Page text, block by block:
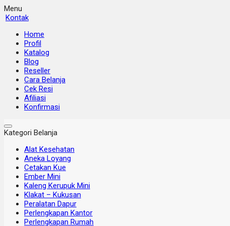
Menu
Kontak
Home
Profil
Katalog
Blog
Reseller
Cara Belanja
Cek Resi
Afiliasi
Konfirmasi
Kategori Belanja
Alat Kesehatan
Aneka Loyang
Cetakan Kue
Ember Mini
Kaleng Kerupuk Mini
Klakat – Kukusan
Peralatan Dapur
Perlengkapan Kantor
Perlengkapan Rumah